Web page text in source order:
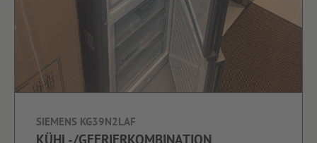
SIEMENS KG39N2LAF
KÜHL-/GEFRIERKOMBINATION